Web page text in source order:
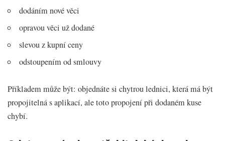
dodáním nové věci
opravou věci už dodané
slevou z kupní ceny
odstoupením od smlouvy
Příkladem může být: objednáte si chytrou lednici, která má být
propojitelná s aplikací, ale toto propojení při dodaném kuse
chybí.